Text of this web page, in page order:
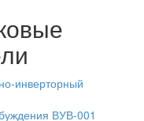
инверторный
ВУВ-001